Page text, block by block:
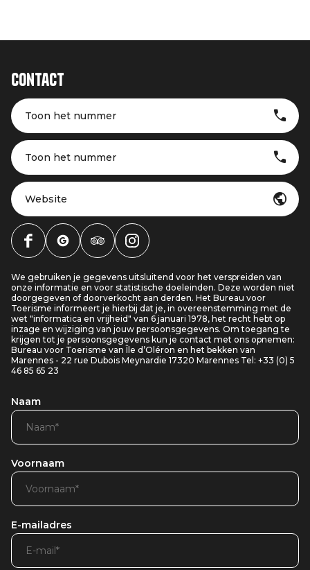
Contact
Toon het nummer
Toon het nummer
Website
We gebruiken je gegevens uitsluitend voor het verspreiden van
onze informatie en voor statistische doeleinden. Deze worden niet
doorgegeven of doorverkocht aan derden. Het Bureau voor
Toerisme informeert je hierbij dat je, in overeenstemming met de
wet "informatica en vrijheid" van 6 januari 1978, het recht hebt op
inzage en wijziging van jouw persoonsgegevens. Om toegang te
krijgen tot je persoonsgegevens kun je contact met ons opnemen:
Bureau voor Toerisme van Île d’Oléron en het bekken van
Marennes - 22 rue Dubois Meynardie 17320 Marennes Tel: +33 (0) 5
46 85 65 23
Naam
Voornaam
E-mailadres